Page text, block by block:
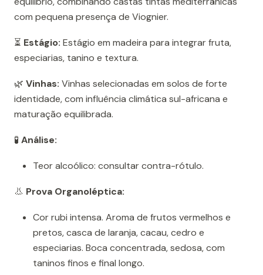
com pequena presença de Viognier.
⏳ Estágio: Estágio em madeira para integrar fruta,
especiarias, tanino e textura.
🌿 Vinhas: Vinhas selecionadas em solos de forte
identidade, com influência climática sul-africana e
maturação equilibrada.
🧪 Análise:
Teor alcoólico: consultar contra-rótulo.
👃 Prova Organoléptica:
Cor rubi intensa. Aroma de frutos vermelhos e
pretos, casca de laranja, cacau, cedro e
especiarias. Boca concentrada, sedosa, com
taninos finos e final longo.